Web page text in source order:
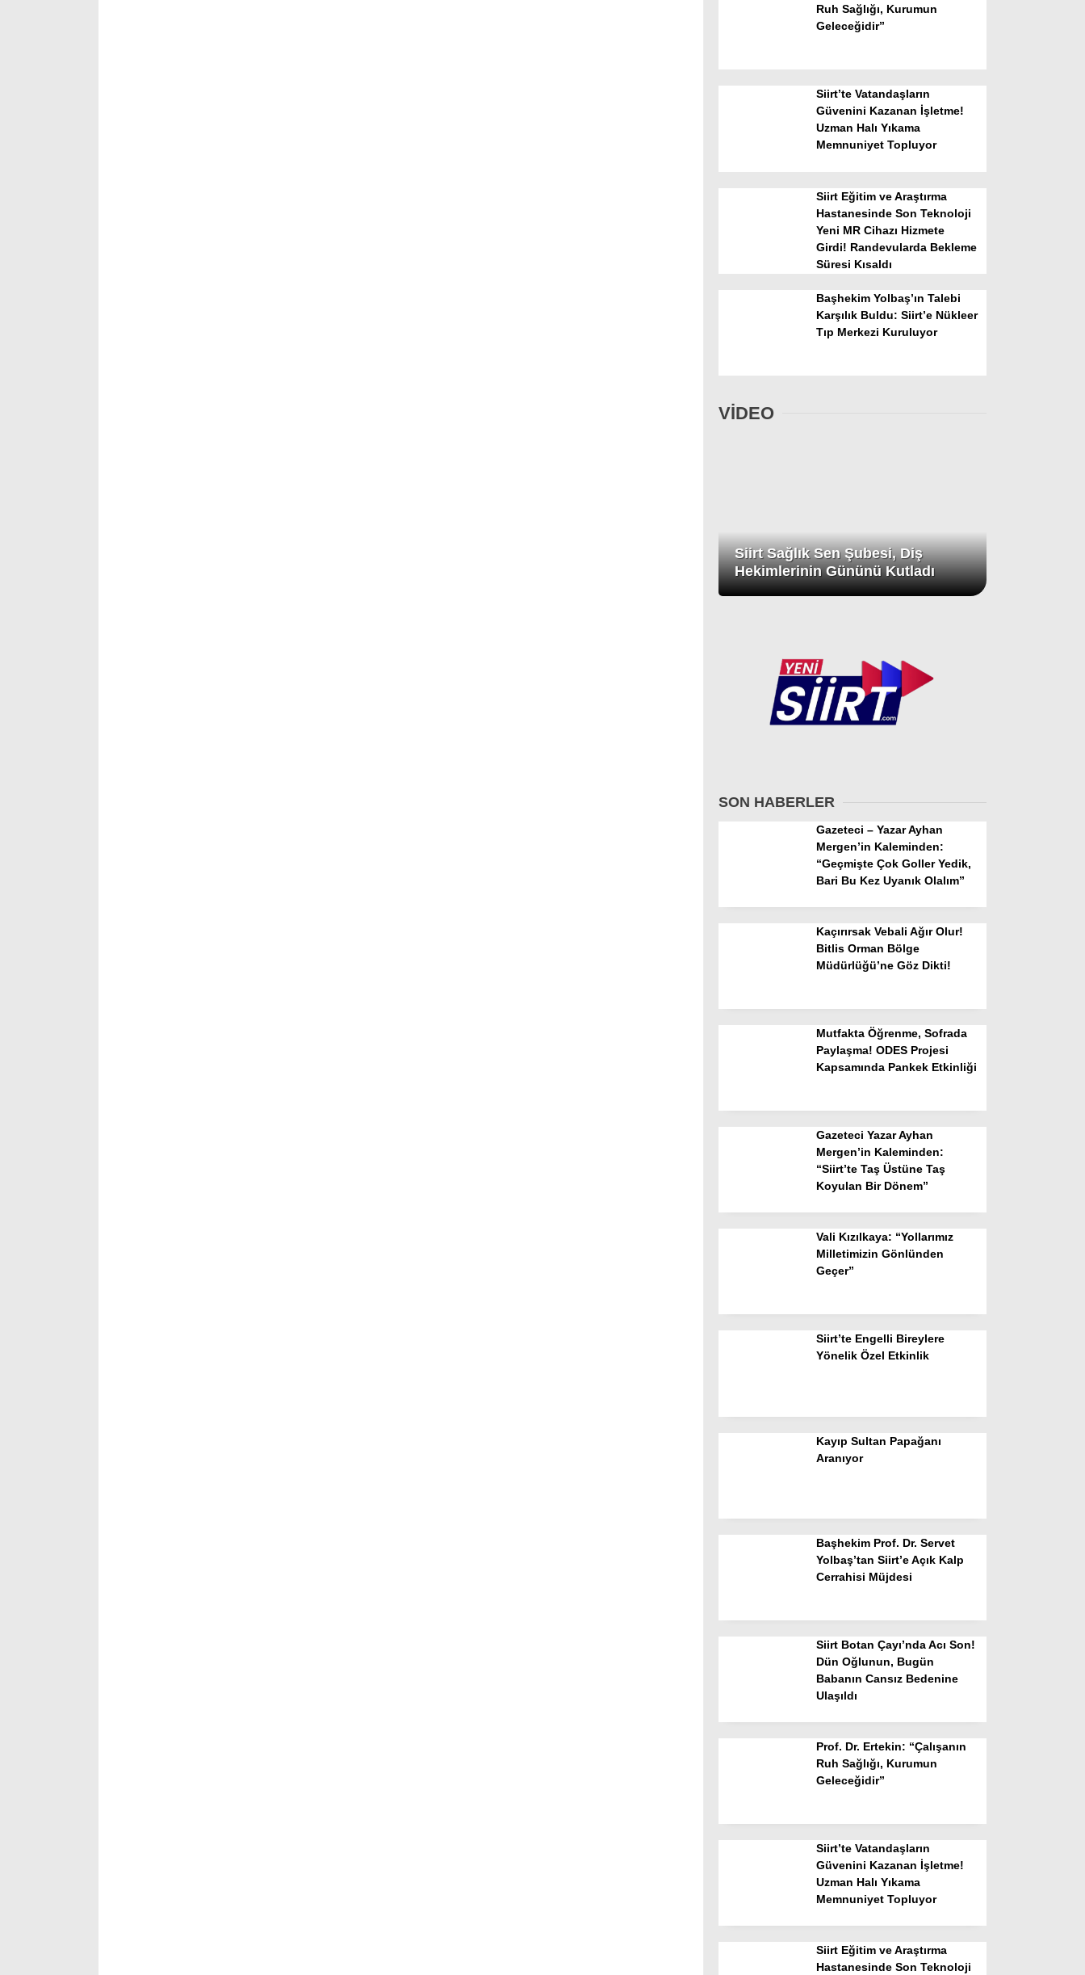
Instagram
Ruh Sağlığı, Kurumun
Geleceğidir”
Siirt’te Vatandaşların
Güvenini Kazanan İşletme!
Uzman Halı Yıkama
Memnuniyet Topluyor
Siirt Eğitim ve Araştırma
Hastanesinde Son Teknoloji
Yeni MR Cihazı Hizmete
Girdi! Randevularda Bekleme
Süresi Kısaldı
Başhekim Yolbaş’ın Talebi
Karşılık Buldu: Siirt’e Nükleer
Tıp Merkezi Kuruluyor
VİDEO
Siirt Sağlık Sen Şubesi, Diş
Hekimlerinin Gününü Kutladı
SON HABERLER
Gazeteci – Yazar Ayhan
Mergen’in Kaleminden:
“Geçmişte Çok Goller Yedik,
Bari Bu Kez Uyanık Olalım”
Kaçırırsak Vebali Ağır Olur!
Bitlis Orman Bölge
Müdürlüğü’ne Göz Dikti!
Mutfakta Öğrenme, Sofrada
Paylaşma! ODES Projesi
Kapsamında Pankek Etkinliği
Gazeteci Yazar Ayhan
Mergen’in Kaleminden:
“Siirt’te Taş Üstüne Taş
Koyulan Bir Dönem”
Vali Kızılkaya: “Yollarımız
Milletimizin Gönlünden
Geçer”
Siirt’te Engelli Bireylere
Yönelik Özel Etkinlik
Kayıp Sultan Papağanı
Aranıyor
Başhekim Prof. Dr. Servet
Yolbaş’tan Siirt’e Açık Kalp
Cerrahisi Müjdesi
Siirt Botan Çayı’nda Acı Son!
Dün Oğlunun, Bugün
Babanın Cansız Bedenine
Ulaşıldı
Prof. Dr. Ertekin: “Çalışanın
Ruh Sağlığı, Kurumun
Geleceğidir”
Siirt’te Vatandaşların
Güvenini Kazanan İşletme!
Uzman Halı Yıkama
Memnuniyet Topluyor
Siirt Eğitim ve Araştırma
Hastanesinde Son Teknoloji